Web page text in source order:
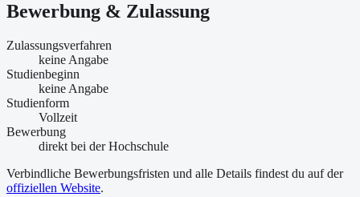
Bewerbung & Zulassung
Zulassungsverfahren
keine Angabe
Studienbeginn
keine Angabe
Studienform
Vollzeit
Bewerbung
direkt bei der Hochschule
Verbindliche Bewerbungsfristen und alle Details findest du auf der
offiziellen Website.